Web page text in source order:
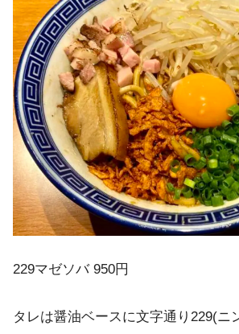
229マゼソバ 950円
タレは醤油ベースに文字通り229(ニ